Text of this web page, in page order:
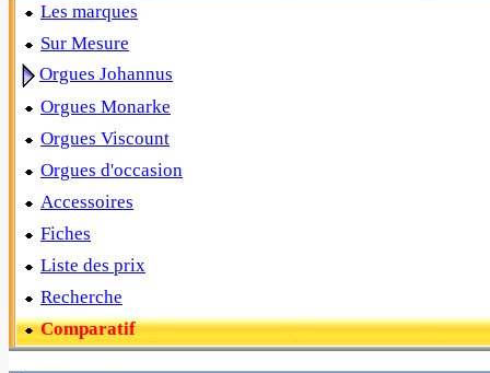
Les marques
Sur Mesure
Orgues Johannus
Orgues Monarke
Orgues Viscount
Orgues d'occasion
Accessoires
Fiches
Liste des prix
Recherche
Comparatif